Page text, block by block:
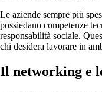
Le aziende sempre più
possiedano competenze
responsabilità sociale.
chi desidera lavorare in
Il networking e